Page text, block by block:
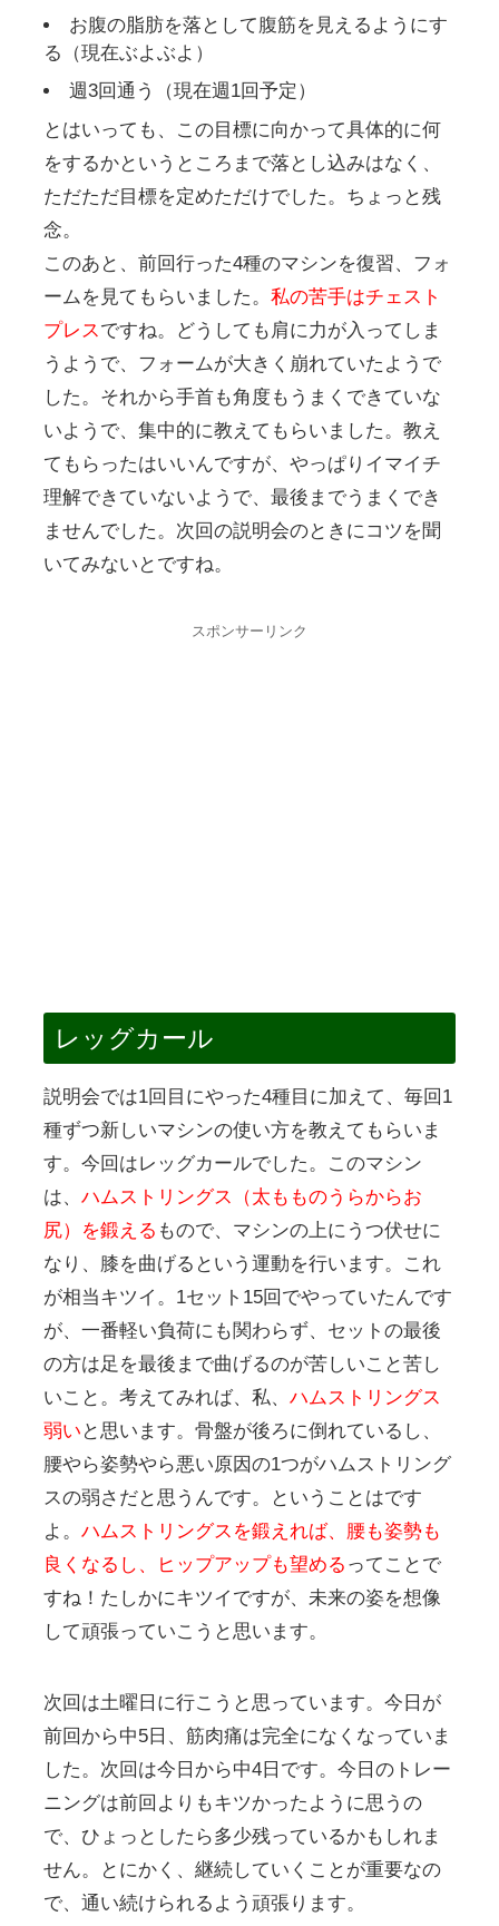
お腹の脂肪を落として腹筋を見えるようにす
る（現在ぶよぶよ）
週3回通う（現在週1回予定）
とはいっても、この目標に向かって具体的に何
をするかというところまで落とし込みはなく、
ただただ目標を定めただけでした。ちょっと残
念。
このあと、前回行った4種のマシンを復習、フォ
ームを見てもらいました。 私の苦手はチェスト
プレスですね。どうしても肩に力が入ってしま
うようで、フォームが大きく崩れていたようで
した。それから手首も角度もうまくできていな
いようで、集中的に教えてもらいました。教え
てもらったはいいんですが、やっぱりイマイチ
理解できていないようで、最後までうまくでき
ませんでした。次回の説明会のときにコツを聞
いてみないとですね。
スポンサーリンク
レッグカール
説明会では1回目にやった4種目に加えて、毎回1
種ずつ新しいマシンの使い方を教えてもらいま
す。今回はレッグカールでした。このマシン
は、 ハムストリングス（太もものうらからお
尻）を鍛える もので、マシンの上にうつ伏せに
なり、膝を曲げるという運動を行います。これ
が相当キツイ。1セット15回でやっていたんです
が、一番軽い負荷にも関わらず、セットの最後
の方は足を最後まで曲げるのが苦しいこと苦し
いこと。考えてみれば、私、 ハムストリングス
弱い と思います。骨盤が後ろに倒れているし、
腰やら姿勢やら悪い原因の1つがハムストリング
スの弱さだと思うんです。ということはです
よ。 ハムストリングスを鍛えれば、腰も姿勢も
良くなるし、ヒップアップも望める ってことで
すね！たしかにキツイですが、未来の姿を想像
して頑張っていこうと思います。
次回は土曜日に行こうと思っています。今日が
前回から中5日、筋肉痛は完全になくなっていま
した。次回は今日から中4日です。今日のトレー
ニングは前回よりもキツかったように思うの
で、ひょっとしたら多少残っているかもしれま
せん。とにかく、継続していくことが重要なの
で、通い続けられるよう頑張ります。